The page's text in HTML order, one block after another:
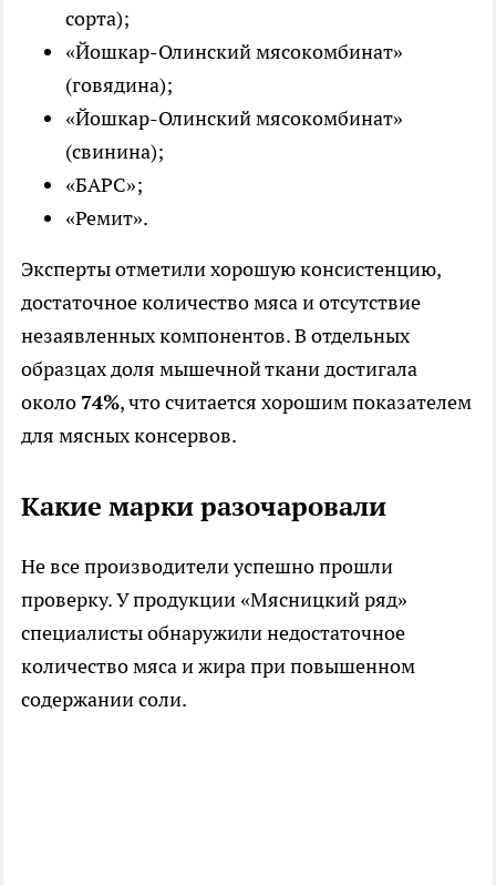
сорта);
«Йошкар-Олинский мясокомбинат»
(говядина);
«Йошкар-Олинский мясокомбинат»
(свинина);
«БАРС»;
«Ремит».
Эксперты отметили хорошую консистенцию,
достаточное количество мяса и отсутствие
незаявленных компонентов. В отдельных
образцах доля мышечной ткани достигала
около 74%, что считается хорошим показателем
для мясных консервов.
Какие марки разочаровали
Не все производители успешно прошли
проверку. У продукции «Мясницкий ряд»
специалисты обнаружили недостаточное
количество мяса и жира при повышенном
содержании соли.